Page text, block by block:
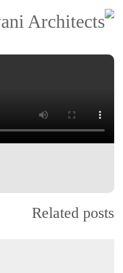
Related posts